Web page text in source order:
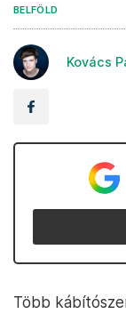
BELFÖLD
Kovács
Több